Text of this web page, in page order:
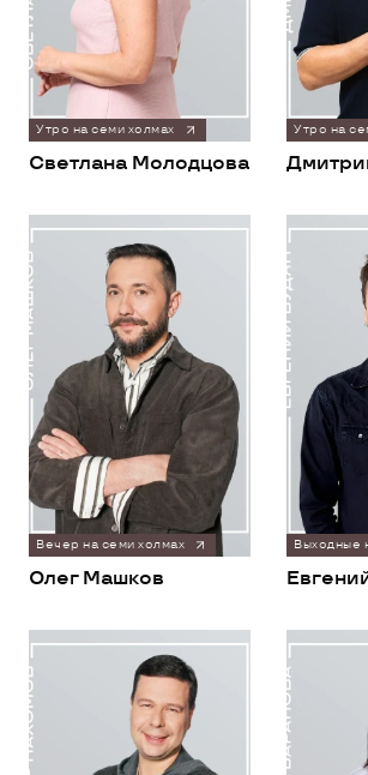
Утро на семи холмах
Светлана Молодцова
Утро на
Вечер на семи холмах
Олег Машков
Выходные